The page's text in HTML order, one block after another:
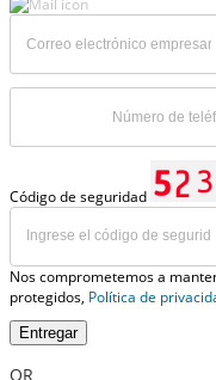
Código de seguridad
Nos comprometemos a
protegidos, Política de
Entregar
OR